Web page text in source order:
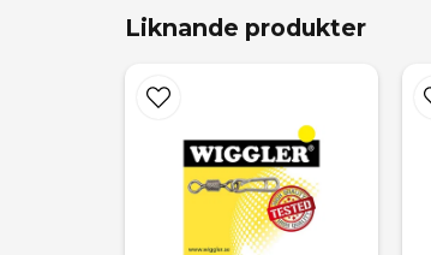
Liknande produkter